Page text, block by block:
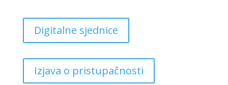
Digitalne sjednice
Izjava o pristupačnosti